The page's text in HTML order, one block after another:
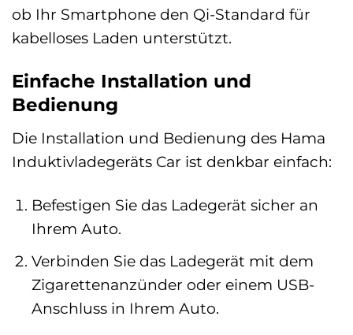
ob Ihr Smartphone den Qi-Standard für
kabelloses Laden unterstützt.
Einfache Installation und
Bedienung
Die Installation und Bedienung des Hama
Induktivladegeräts Car ist denkbar einfach:
Befestigen Sie das Ladegerät sicher an
Ihrem Auto.
Verbinden Sie das Ladegerät mit dem
Zigarettenanzünder oder einem USB-
Anschluss in Ihrem Auto.